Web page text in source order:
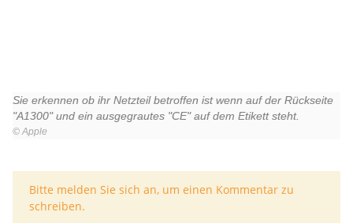
Sie erkennen ob ihr Netzteil betroffen ist wenn auf der Rückseite
"A1300" und ein ausgegrautes "CE" auf dem Etikett steht.
© Apple
x
Bitte melden Sie sich an, um einen Kommentar zu
schreiben.